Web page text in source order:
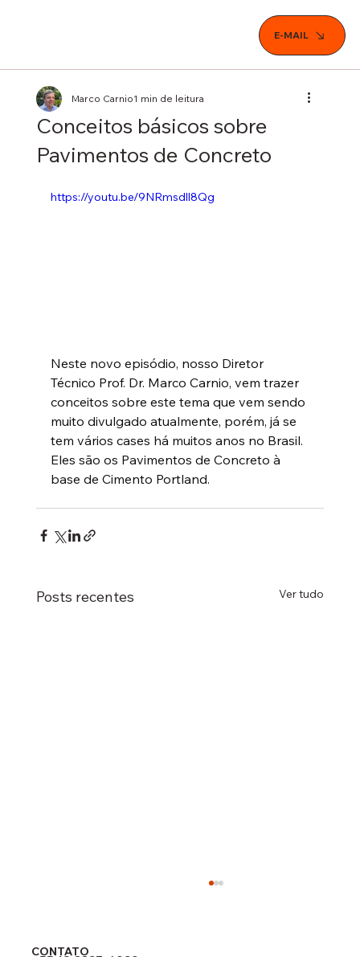
E-MAIL
Conceitos básicos sobre
Pavimentos de Concreto
Marco Carnio1 min de leitura
https://youtu.be/9NRmsdll8Qg
Neste novo episódio, nosso Diretor
Técnico Prof. Dr. Marco Carnio, vem trazer
conceitos sobre este tema que vem sendo
muito divulgado atualmente, porém, já se
tem vários cases há muitos anos no Brasil.
Eles são os Pavimentos de Concreto à
base de Cimento Portland.
Posts recentes Ver tudo
CONTATO